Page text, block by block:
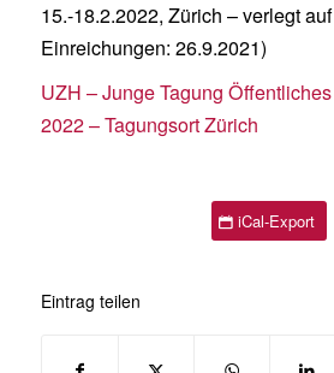
15.-18.2.2022, Zürich – verlegt
Einreichungen: 26.9.2021)
UZH – Junge Tagung
2022 – Tagungsort Zürich
iCal-Export
Eintrag teilen